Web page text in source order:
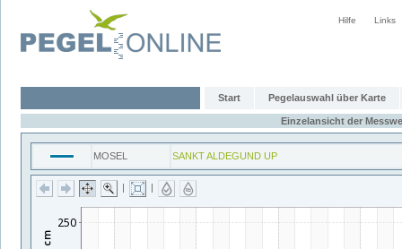
Hilfe Links
Start Pegelauswahl über Karte
Einzelansicht der
MOSEL SANKT ALDEGUND UP
| |